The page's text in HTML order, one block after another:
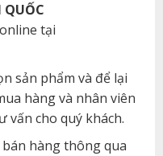
tại
sản phẩm và để lại
hàng và nhân viên
vấn cho quý khách.
hàng thông qua